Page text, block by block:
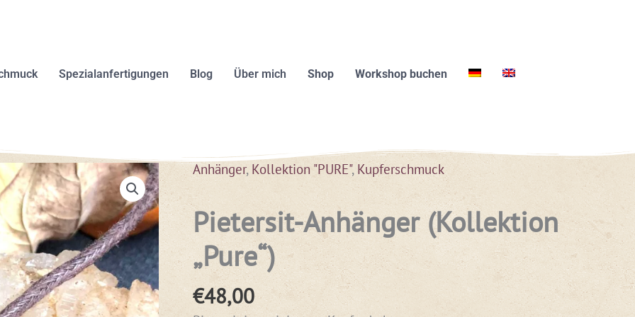
Spezialanfertigungen Blog Über mich Shop Workshop buchen
Anhänger, Kollektion "PURE", Kupferschmuck
Pietersit-Anhänger (Kollektion
„Pure“)
€48,00